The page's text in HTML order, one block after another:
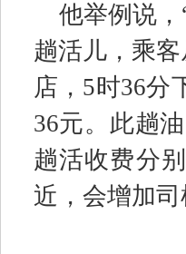
他举例说，
趟活儿，乘
店， 5时36分
36元。此趟
趟活收费分
近，会增加司